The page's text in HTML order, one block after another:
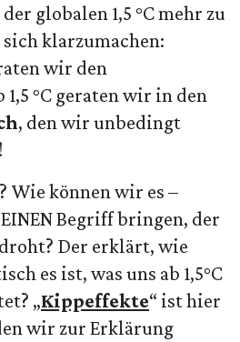
globalen 1,5 °C mehr zu
klarzumachen:
wir den
1,5 °C geraten wir in den
, den wir unbedingt
Wie können wir es –
Begriff bringen, der
Der erklärt, wie
es ist, was uns ab 1,5°C
„Kippeffekte“ ist hier
wir zur Erklärung